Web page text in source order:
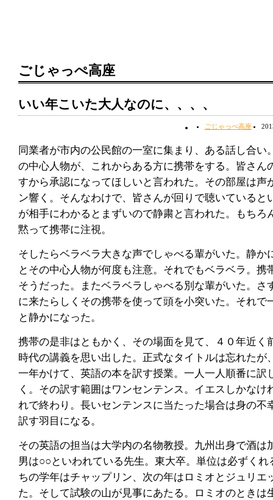
ごじゃっぺ高座
いい年こいた大人なのに、、、、
ごじゃっぺ高座
同業者が市内の公民館の一室に集まり、ある話し合い
の中心人物が、これからある方に携帯をする。皆さん
すから承認になってほしいと言われた。その部屋は声
ン響く。そんなわけで、皆さんが回りで聴いていると
が相手にわかるとまずいので静粛と言われた。もちろ
黙って携帯に注視。
そしたらベラベラ大きな声でしゃべる輩がいた。静か
とその中心人物が何度も注意。それでもベラベラ。携
そうだった。またベラベラしゃべる別な輩がいた。さ
に来たらしくその携帯を使って頭を小突いた。それで
と静かになった。
携帯の是非はともかく、その場面を見て、４０年近く
時代の講義を思い出した。正式なタイトルは忘れたが
一年かけて、英語の本を訳す授業。一人一人順番に訳
く。その訳す範囲はワンセンテンス。イエスしかなけ
れで終わり。長いセンテンスに当たった場合は身の不
訳す羽目になる。
その英語の担当は大学内の名物教授。九州出身で酒は
男は○○といわれている先生。東大卒。単位は必ずくれ
ちの学年はチャップリン、次の年はロミオとジュリエ
た。そして試験の山が見事にあたる。ロミオのときは